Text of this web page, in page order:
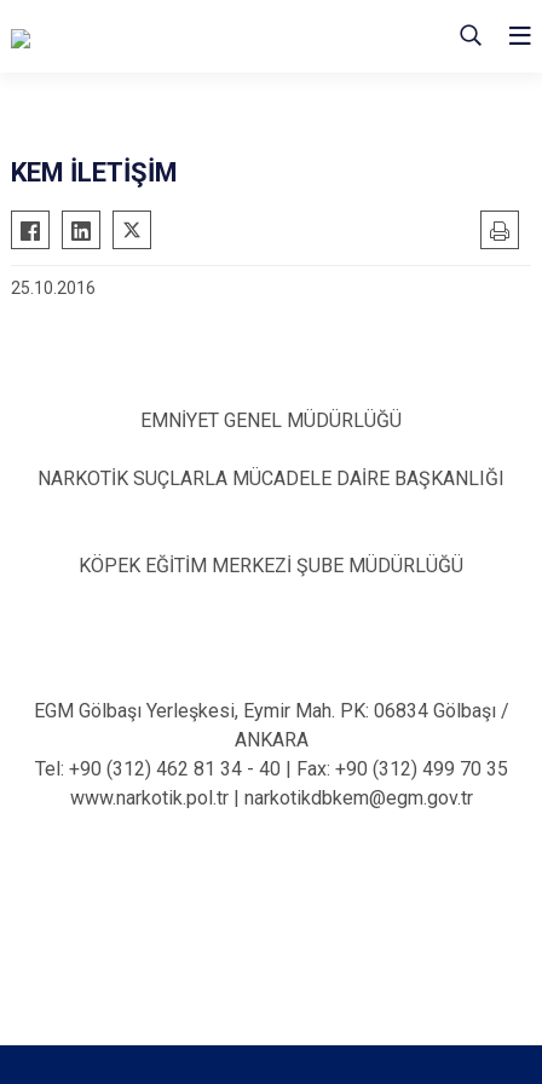
KEM İLETİŞİM
25.10.2016
EMNİYET GENEL MÜDÜRLÜĞÜ
NARKOTİK SUÇLARLA MÜCADELE DAİRE BAŞKANLIĞI
KÖPEK EĞİTİM MERKEZİ ŞUBE MÜDÜRLÜĞÜ
EGM Gölbaşı Yerleşkesi, Eymir Mah. PK: 06834 Gölbaşı /
ANKARA
Tel: +90 (312) 462 81 34 - 40 | Fax: +90 (312) 499 70 35
www.narkotik.pol.tr | narkotikdbkem@egm.gov.tr